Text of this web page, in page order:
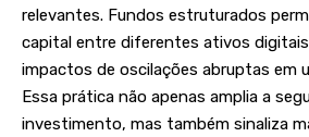
relevantes. Fundos estruturados
capital entre diferentes ativos
impactos de oscilações abruptas em
Essa prática não apenas amplia a
investimento, mas também sinaliza